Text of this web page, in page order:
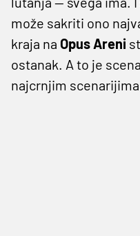
može sakriti ono
kraja na Opus Areni
ostanak. A to je
najcrnjim